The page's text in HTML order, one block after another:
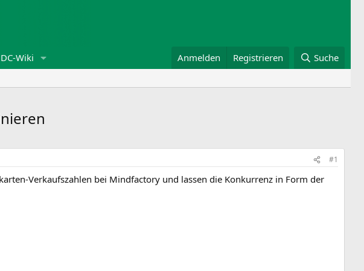
DC-Wiki Anmelden Registrieren Suche
#1
Verkaufszahlen bei Mindfactory und lassen die Konkurrenz in Form der